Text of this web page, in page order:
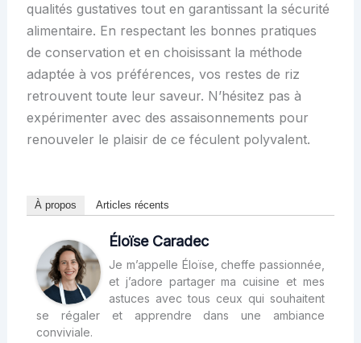
qualités gustatives tout en garantissant la sécurité
alimentaire. En respectant les bonnes pratiques
de conservation et en choisissant la méthode
adaptée à vos préférences, vos restes de riz
retrouvent toute leur saveur. N’hésitez pas à
expérimenter avec des assaisonnements pour
renouveler le plaisir de ce féculent polyvalent.
À propos Articles récents
Éloïse Caradec
Je m’appelle Éloïse, cheffe passionnée,
et j’adore partager ma cuisine et mes
astuces avec tous ceux qui souhaitent
se régaler et apprendre dans une ambiance
conviviale.